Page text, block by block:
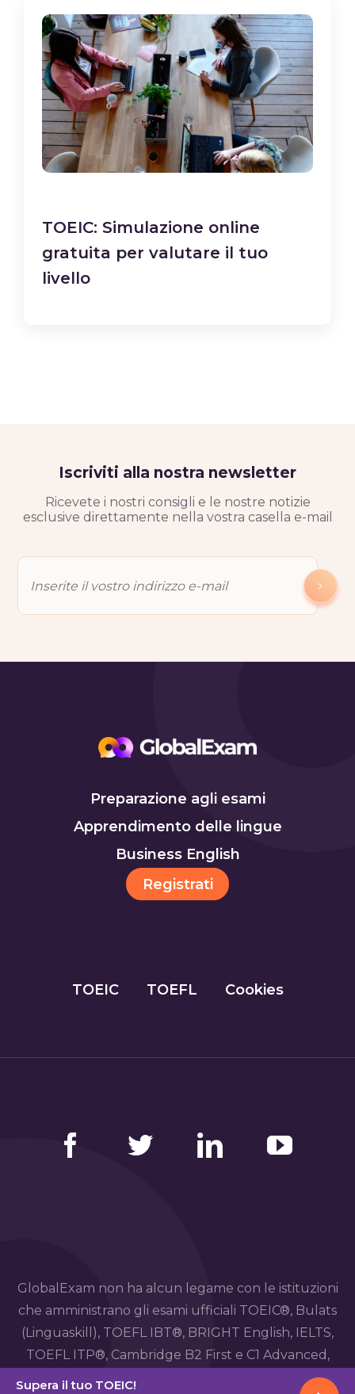
Supera il tuo TOEIC!
TOEIC: Simulazione online
gratuita per valutare il tuo
livello
Iscriviti alla nostra newsletter
Ricevete i nostri consigli e le nostre notizie
esclusive direttamente nella vostra casella e-mail
Preparazione agli esami
Apprendimento delle lingue
Business English
Registrati
TOEIC TOEFL Cookies
GlobalExam non ha alcun legame con le istituzioni
che amministrano gli esami ufficiali TOEIC®, Bulats
(Linguaskill), TOEFL IBT®, BRIGHT English, IELTS,
TOEFL ITP®, Cambridge B2 First e C1 Advanced,
TOEIC Bridge™, HSK®, BRIGHT Español, DELE,